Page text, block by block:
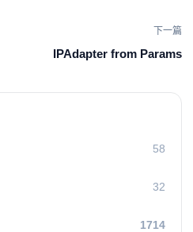
下一篇
IPAdapter from Params
58
32
1714